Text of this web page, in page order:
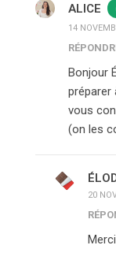
ALICE
14
Bonjour
préparer
vous
(on les
20